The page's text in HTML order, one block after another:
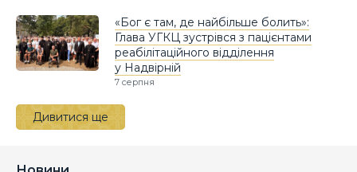
«Бог є там, де найбільше болить»:
Глава УГКЦ зустрівся з пацієнтами
реабілітаційного відділення
у Надвірній
7 серпня
Дивитися ще